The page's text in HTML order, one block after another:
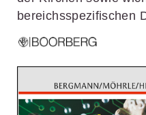
bereichsspezifischen